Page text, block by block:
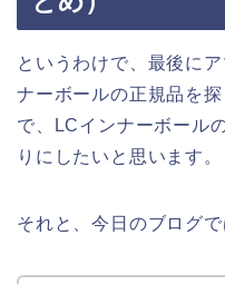
というわけで、最後に
ナーボールの正規品を
で、LCインナーボール
りにしたいと思います。
それと、今日のブログで